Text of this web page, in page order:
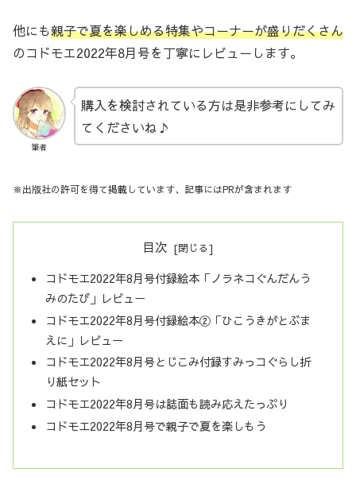
他にも親子で夏を楽しめる特集やコーナーが盛りだくさん
のコドモエ2022年8月号を丁寧にレビューします。
筆者
購入を検討されている方は是非参考にしてみ
てくださいね♪
※出版社の許可を得て掲載しています、記事にはPRが含まれます
目次
コドモエ2022年8月号付録絵本「ノラネコぐんだんう
みのたび」レビュー
コドモエ2022年8月号付録絵本②「ひこうきがとぶま
えに」レビュー
コドモエ2022年8月号とじこみ付録すみっコぐらし折
り紙セット
コドモエ2022年8月号は誌面も読み応えたっぷり
コドモエ2022年8月号で親子で夏を楽しもう